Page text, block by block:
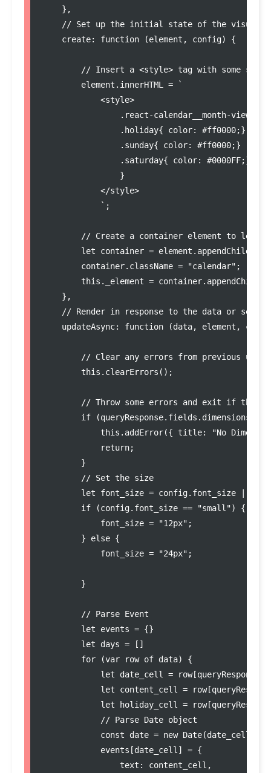
    },
// Set up the initial state of the
create: function (element , config) {
// Insert a <style> tag with some
element . innerHTML =
`
            <
style>
.react-calendar__month-
.holiday{ color: #ff0000;}
.sunday{ color: #ff0000;}
.saturday{ color: #0000FF;}
                }
</style>
` ;
// Create a container element to let
let container = element . appendChild
container. className = "calendar" ;
this . _element = container. appendChild
    },
// Render in response to the data or
updateAsync: function (data, element ,
// Clear any errors from previous
this . clearErrors ();
// Throw some errors and exit if the
if (queryResponse. fields . dimensions
this . addError({ title: "No
return;
        }
// Set the size
let font_size = config. font_size
if (config. font_size == "small") {
            font_size
= "12px" ;
        }
else {
            font_size
= "24px" ;
        }
// Parse Event
let events = {}
let days = []
for (var row of data) {
let date_cell = row[queryResponse
let content_cell = row[
let holiday_cell = row[
// Parse Date object
const
date = new Date(date_cell);
            events[date_cell]
= {
                text
: content_cell,